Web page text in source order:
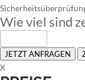
Wie viel sind
JETZT ANFRAGEN
X